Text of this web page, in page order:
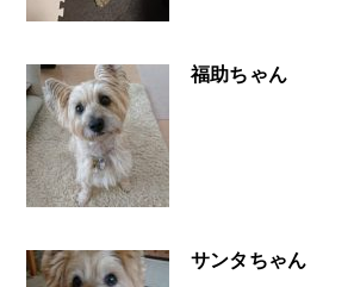
福助ちゃん
サンタちゃん